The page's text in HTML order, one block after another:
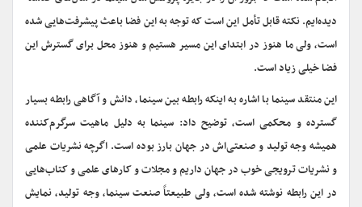
دیده‌ایم. نکته قابل تأمل این است که توجه به این فضا باعث پیشرفت‌هایی شده
است، ولی ما هنوز در ابتدای این مسیر هستیم و هنوز محل برای گسترش این
فضا خیلی زیاد است.
این منتقد سینما با اشاره به اینکه رابطه بین سینما، دانش و آگاهی رابطه بسیار
گسترده و محکمی است، توضیح داد: سینما به دلیل ماهیت سرگرم‌کننده
همیشه وجه تولید و صنعتی‌اش در جهان بارز بوده است. اگرچه نشریات علمی
و نشریات ترویجی خوب در جهان داریم و مجلات و کارهای علمی و کتاب‌هایی
در این رابطه نوشته شده است، ولی طبیعتاً صنعت سینما، وجه تولید، نمایش